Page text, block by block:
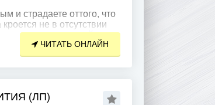
и страдаете оттого, что
не в отсутствии
и неважных заданий,
ЧИТАТЬ ОНЛАЙН
(ЛП)